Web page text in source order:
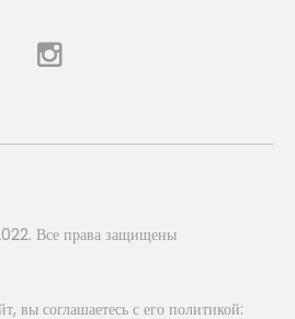
Все права защищены
вы соглашаетесь с его политикой: